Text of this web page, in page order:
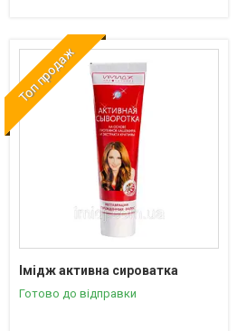
Топ продаж
Імідж активна сироватка
Готово до відправки